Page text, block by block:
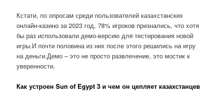
Кстати, по опросам среди пользователей казахстанских
онлайн-казино за 2023 год, 78% игроков признались, что хотя
бы раз использовали демо-версию для тестирования новой
игры.И почти половина из них после этого решились на игру
на деньги.Демо – это не просто развлечение, это мостик к
уверенности.
Как устроен Sun of Egypt 3 и чем он цепляет казахстанцев